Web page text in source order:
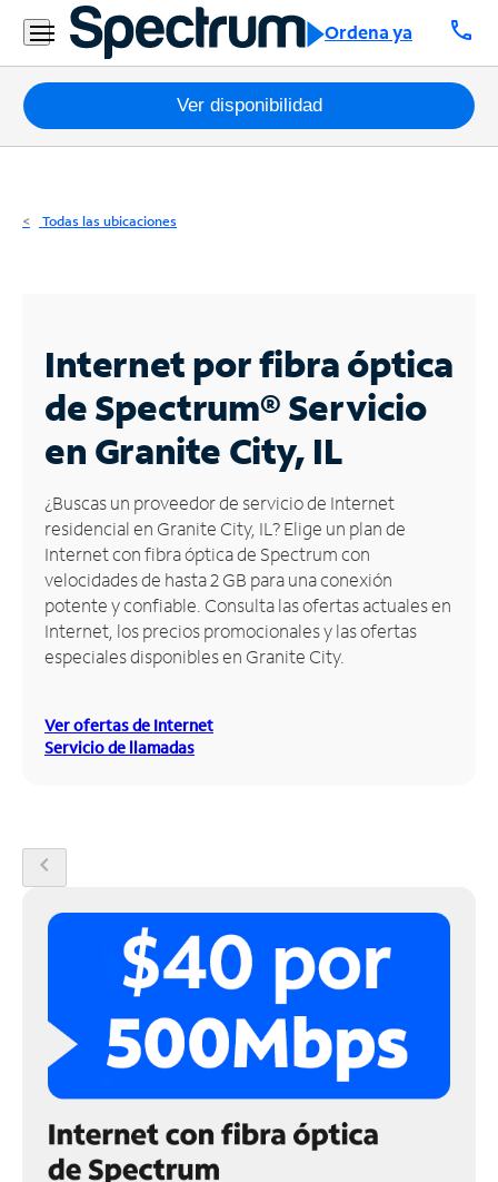
Ordena ya call
Residencial
Business
Paquetes
Internet
Business
Contáctanos
Inglés
Administrar
cuenta
Encuentra
una
tienda
Ver disponibilidad
Todas las ubicaciones
Internet por fibra óptica
de Spectrum®Servicio
en Granite City, IL
¿Buscas un proveedor de servicio de Internet
residencial en Granite City, IL? Elige un plan de
Internet con fibra óptica de Spectrum con
velocidades de hasta 2 GB para una conexión
potente y confiable. Consulta las ofertas actuales en
Internet, los precios promocionales y las ofertas
especiales disponibles en Granite City.
Ver ofertas de Internet
Servicio de llamadas
chevron_left